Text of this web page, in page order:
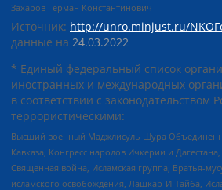
Захаров Герман Константинович
Источник: http://unro.minjust.ru/
данные на 24.03.2022
* Единый федеральный список
иностранных и международных
в соответствии с законодательством
террористическими:
Высший военный Маджлисуль Шура
Кавказа, Конгресс народов Ичкерии и Дагестана,
Священная война, Исламская группа, Братья-
исламского освобождения, Лашкар-И-Тайба,